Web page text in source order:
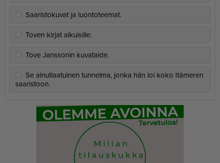
Saaristokuvat ja luontoteemat.
Toven kirjat aikuisille.
Tove Janssonin kuvataide.
Se ainutlaatuinen tunnelma, jonka hän loi koko Itämeren
saaristoon.